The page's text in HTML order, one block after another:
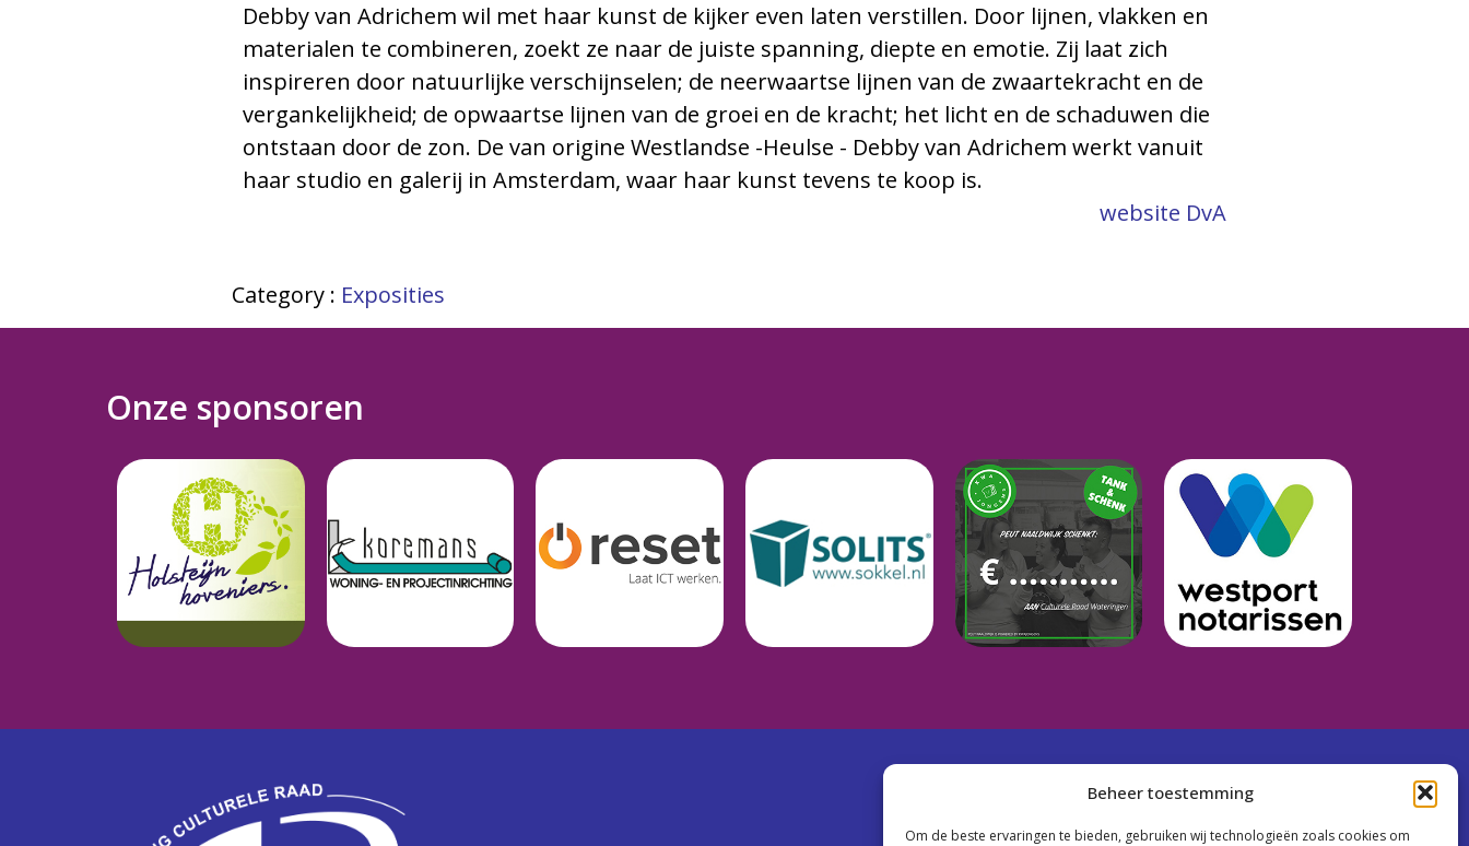
Beheer toestemming
Om de beste ervaringen te bieden, gebruiken wij technologieën zoals cookies om
Debby van Adrichem wil met haar kunst de kijker even laten verstillen. Door lijnen, vlakken en
materialen te combineren, zoekt ze naar de juiste spanning, diepte en emotie. Zij laat zich
inspireren door natuurlijke verschijnselen; de neerwaartse lijnen van de zwaartekracht en de
vergankelijkheid; de opwaartse lijnen van de groei en de kracht; het licht en de schaduwen die
ontstaan door de zon. De van origine Westlandse -Heulse - Debby van Adrichem werkt vanuit
haar studio en galerij in Amsterdam, waar haar kunst tevens te koop is.
website DvA
Category : Exposities
Onze sponsoren